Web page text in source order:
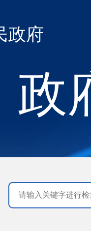
政
政府